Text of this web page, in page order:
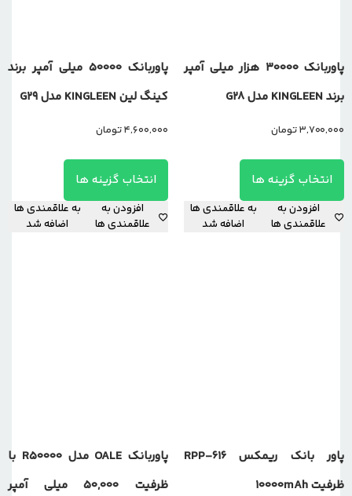
پاوربانک 30000 هزار میلی آمپر
برند KINGLEEN مدل G28
3,700,000تومان
انتخاب گزینه ها
افزودن به
علاقمندی ها
به علاقمندی ها
اضافه شد
پاوربانک 50000 میلی آمپر برند
کینگ لین KINGLEEN مدل G29
4,600,000تومان
انتخاب گزینه ها
افزودن به
علاقمندی ها
به علاقمندی ها
اضافه شد
پاور بانک ریمکس RPP-616
ظرفیت 10000mAh
پاوربانک OALE مدل R50000 با
ظرفیت 50,000 میلی آمپر